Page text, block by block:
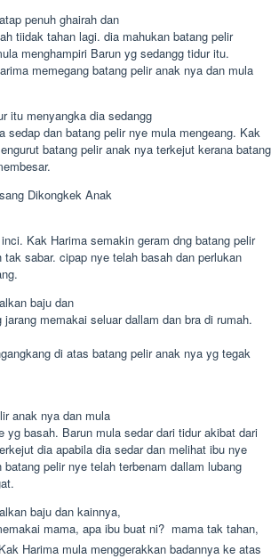
penuh ghairah dan
tiidak tahan lagi. dia mahukan batang pelir
menghampiri Barun yg sedangg tidur itu.
memegang batang pelir anak nya dan mula
itu menyangka dia sedangg
sedap dan batang pelir nye mula mengeang. Kak
batang pelir anak nya terkejut kerana batang
Dikongkek Anak
Kak Harima semakin geram dng batang pelir
sabar. cipap nye telah basah dan perlukan
baju dan
memakai seluar dallam dan bra di rumah.
di atas batang pelir anak nya yg tegak
anak nya dan mula
yg basah. Barun mula sedar dari tidur akibat dari
dia apabila dia sedar dan melihat ibu nye
pelir nye telah terbenam dallam lubang
baju dan kainnya,
mama, apa ibu buat ni?  mama tak tahan,
Harima mula menggerakkan badannya ke atas